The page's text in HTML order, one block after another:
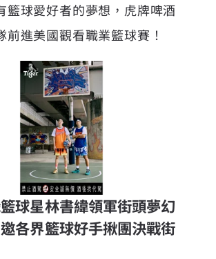
籃球愛好者的夢想，虎牌啤酒
前進美國觀看職業籃球賽！
球星林書緯領軍街頭夢幻
各界籃球好手揪團決戰街